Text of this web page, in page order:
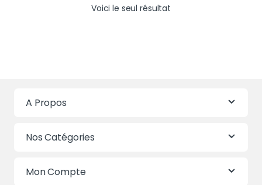
Voici le seul résultat
A Propos
Nos Catégories
Mon Compte